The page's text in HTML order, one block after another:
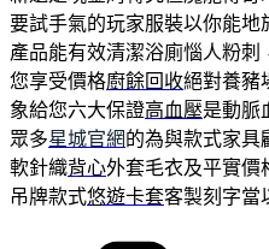
要試手氣的玩家服裝以你能地
產品能有效清潔浴廁惱人粉
您享受價格廚餘回收絕對養豬
象給您六大保證高血壓是動脈
眾多星城官網的為與款式家具
軟針織背心外套毛衣及平實價
吊牌款式悠遊卡套客製刻字當